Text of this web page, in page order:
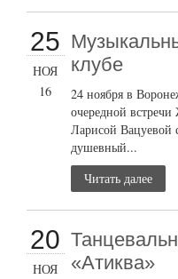
25
НОЯ
16
клубе
24 ноября в
очередной
Ларисой Вацуевой
душевный...
Читать далее
20
НОЯ
«Атиква»